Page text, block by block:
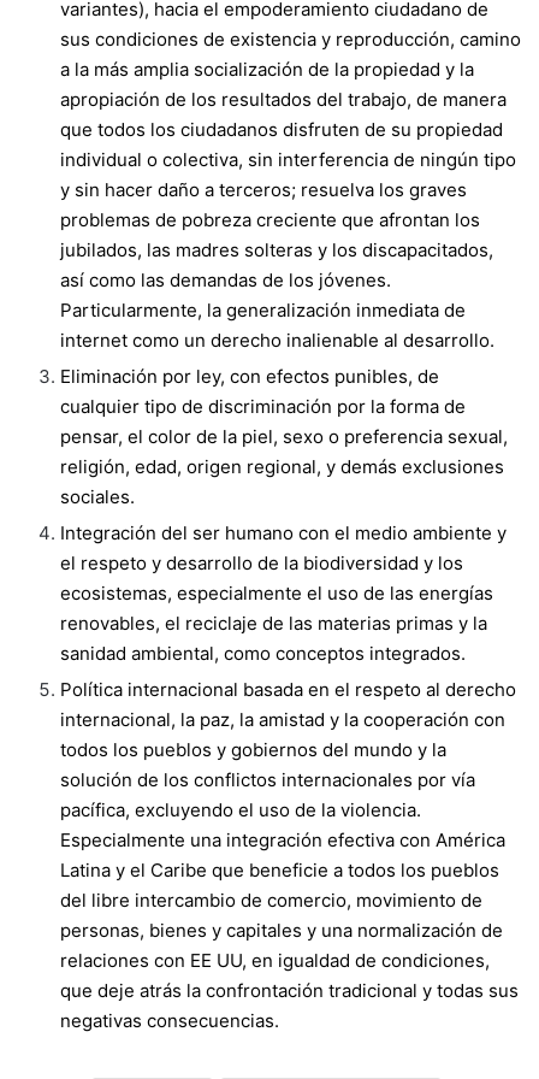
variantes), hacia el empoderamiento ciudadano de
sus condiciones de existencia y reproducción, camino
a la más amplia socialización de la propiedad y la
apropiación de los resultados del trabajo, de manera
que todos los ciudadanos disfruten de su propiedad
individual o colectiva, sin interferencia de ningún tipo
y sin hacer daño a terceros; resuelva los graves
problemas de pobreza creciente que afrontan los
jubilados, las madres solteras y los discapacitados,
así como las demandas de los jóvenes.
Particularmente, la generalización inmediata de
internet como un derecho inalienable al desarrollo.
Eliminación por ley, con efectos punibles, de
cualquier tipo de discriminación por la forma de
pensar, el color de la piel, sexo o preferencia sexual,
religión, edad, origen regional, y demás exclusiones
sociales.
Integración del ser humano con el medio ambiente y
el respeto y desarrollo de la biodiversidad y los
ecosistemas, especialmente el uso de las energías
renovables, el reciclaje de las materias primas y la
sanidad ambiental, como conceptos integrados.
Política internacional basada en el respeto al derecho
internacional, la paz, la amistad y la cooperación con
todos los pueblos y gobiernos del mundo y la
solución de los conflictos internacionales por vía
pacífica, excluyendo el uso de la violencia.
Especialmente una integración efectiva con América
Latina y el Caribe que beneficie a todos los pueblos
del libre intercambio de comercio, movimiento de
personas, bienes y capitales y una normalización de
relaciones con EE UU, en igualdad de condiciones,
que deje atrás la confrontación tradicional y todas sus
negativas consecuencias.